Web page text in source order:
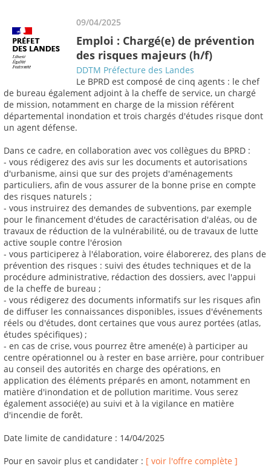
09/04/2025
Emploi : Chargé(e) de prévention
des risques majeurs (h/f)
DDTM Préfecture des Landes
Le BPRD est composé de cinq agents : le chef
de bureau également adjoint à la cheffe de service, un chargé
de mission, notamment en charge de la mission référent
départemental inondation et trois chargés d'études risque dont
un agent défense.
Dans ce cadre, en collaboration avec vos collègues du BPRD :
- vous rédigerez des avis sur les documents et autorisations
d'urbanisme, ainsi que sur des projets d'aménagements
particuliers, afin de vous assurer de la bonne prise en compte
des risques naturels ;
- vous instruirez des demandes de subventions, par exemple
pour le financement d'études de caractérisation d'aléas, ou de
travaux de réduction de la vulnérabilité, ou de travaux de lutte
active souple contre l'érosion
- vous participerez à l'élaboration, voire élaborerez, des plans de
prévention des risques : suivi des études techniques et de la
procédure administrative, rédaction des dossiers, avec l'appui
de la cheffe de bureau ;
- vous rédigerez des documents informatifs sur les risques afin
de diffuser les connaissances disponibles, issues d'événements
réels ou d'études, dont certaines que vous aurez portées (atlas,
études spécifiques) ;
- en cas de crise, vous pourrez être amené(e) à participer au
centre opérationnel ou à rester en base arrière, pour contribuer
au conseil des autorités en charge des opérations, en
application des éléments préparés en amont, notamment en
matière d'inondation et de pollution maritime. Vous serez
également associé(e) au suivi et à la vigilance en matière
d'incendie de forêt.
Date limite de candidature : 14/04/2025
Pour en savoir plus et candidater : [ voir l'offre complète ]